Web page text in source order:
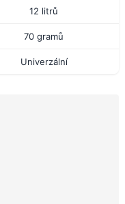
12 litrů
70 gramů
Univerzální